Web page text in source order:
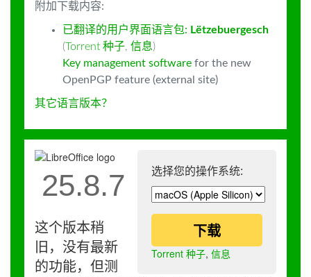
附加下载内容:
已翻译的用户界面语言包: Lëtzebuergesch
(Torrent 种子, 信息)
Key management software for the new
OpenPGP feature (external site)
其它语言版本？
选择您的操作系统:
下载
Torrent 种子, 信息
25.8.7
这个版本稍
旧，没有最新
的功能，但测